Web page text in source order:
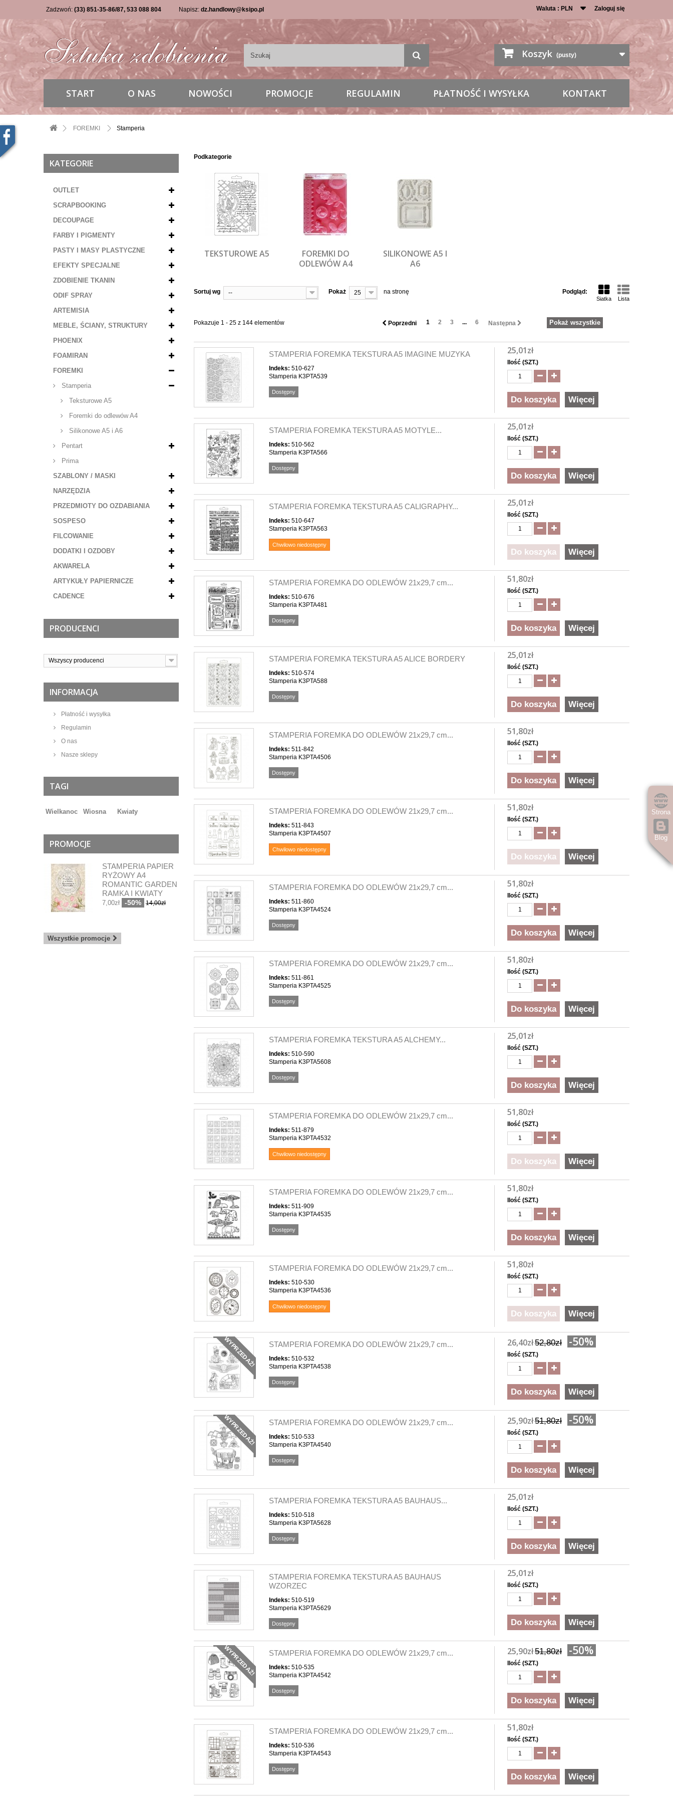
Zaloguj się
Waluta : PLN
Zadzwoń: (33) 851-35-86/87, 533 088 804 Napisz: dz.handlowy@ksipo.pl
Koszyk (pusty)
START O NAS NOWOŚCI PROMOCJE REGULAMIN PŁATNOŚĆ I WYSYŁKA KONTAKT
FOREMKI Stamperia
KATEGORIE
OUTLET
SCRAPBOOKING
DECOUPAGE
FARBY I PIGMENTY
PASTY I MASY PLASTYCZNE
EFEKTY SPECJALNE
ZDOBIENIE TKANIN
ODIF SPRAY
ARTEMISIA
MEBLE, ŚCIANY, STRUKTURY
PHOENIX
FOAMIRAN
FOREMKI
Stamperia
Teksturowe A5
Foremki do odlewów A4
Silikonowe A5 i A6
Pentart
Prima
SZABLONY / MASKI
NARZĘDZIA
PRZEDMIOTY DO OZDABIANIA
SOSPESO
FILCOWANIE
DODATKI I OZDOBY
AKWARELA
ARTYKUŁY PAPIERNICZE
CADENCE
PRODUCENCI
Wszyscy producenci
INFORMACJA
Płatność i wysyłka
Regulamin
O nas
Nasze sklepy
TAGI
Wielkanoc Wiosna Kwiaty
PROMOCJE
STAMPERIA PAPIER
RYŻOWY A4
ROMANTIC GARDEN
RAMKA I KWIATY
7,00zł -50% 14,00zł
Wszystkie promocje
Podkategorie
TEKSTUROWE A5
FOREMKI DO
ODLEWÓW A4
SILIKONOWE A5 I
A6
Podgląd:
Siatka Lista
Sortuj wg -- Pokaż 25 na stronę
Pokaż wszystkie
Poprzedni 1 2 3 ... 6 Następna
Pokazuje 1 - 25 z 144 elementów
STAMPERIA FOREMKA TEKSTURA A5 IMAGINE MUZYKA
Indeks: 510-627
Stamperia K3PTA539
Dostępny
25,01zł
Ilość (SZT.)
Do koszyka Więcej
STAMPERIA FOREMKA TEKSTURA A5 MOTYLE...
Indeks: 510-562
Stamperia K3PTA566
Dostępny
25,01zł
Ilość (SZT.)
Do koszyka Więcej
STAMPERIA FOREMKA TEKSTURA A5 CALIGRAPHY...
Indeks: 510-647
Stamperia K3PTA563
Chwilowo niedostępny
25,01zł
Ilość (SZT.)
Do koszyka Więcej
STAMPERIA FOREMKA DO ODLEWÓW 21x29,7 cm...
Indeks: 510-676
Stamperia K3PTA481
Dostępny
51,80zł
Ilość (SZT.)
Do koszyka Więcej
STAMPERIA FOREMKA TEKSTURA A5 ALICE BORDERY
Indeks: 510-574
Stamperia K3PTA588
Dostępny
25,01zł
Ilość (SZT.)
Do koszyka Więcej
STAMPERIA FOREMKA DO ODLEWÓW 21x29,7 cm...
Indeks: 511-842
Stamperia K3PTA4506
Dostępny
51,80zł
Ilość (SZT.)
Do koszyka Więcej
STAMPERIA FOREMKA DO ODLEWÓW 21x29,7 cm...
Indeks: 511-843
Stamperia K3PTA4507
Chwilowo niedostępny
51,80zł
Ilość (SZT.)
Do koszyka Więcej
STAMPERIA FOREMKA DO ODLEWÓW 21x29,7 cm...
Indeks: 511-860
Stamperia K3PTA4524
Dostępny
51,80zł
Ilość (SZT.)
Do koszyka Więcej
STAMPERIA FOREMKA DO ODLEWÓW 21x29,7 cm...
Indeks: 511-861
Stamperia K3PTA4525
Dostępny
51,80zł
Ilość (SZT.)
Do koszyka Więcej
STAMPERIA FOREMKA TEKSTURA A5 ALCHEMY...
Indeks: 510-590
Stamperia K3PTA5608
Dostępny
25,01zł
Ilość (SZT.)
Do koszyka Więcej
STAMPERIA FOREMKA DO ODLEWÓW 21x29,7 cm...
Indeks: 511-879
Stamperia K3PTA4532
Chwilowo niedostępny
51,80zł
Ilość (SZT.)
Do koszyka Więcej
STAMPERIA FOREMKA DO ODLEWÓW 21x29,7 cm...
Indeks: 511-909
Stamperia K3PTA4535
Dostępny
51,80zł
Ilość (SZT.)
Do koszyka Więcej
STAMPERIA FOREMKA DO ODLEWÓW 21x29,7 cm...
Indeks: 510-530
Stamperia K3PTA4536
Chwilowo niedostępny
51,80zł
Ilość (SZT.)
Do koszyka Więcej
WYPRZEDAŻ! STAMPERIA FOREMKA DO ODLEWÓW 21x29,7 cm...
Indeks: 510-532
Stamperia K3PTA4538
Dostępny
26,40zł52,80zł -50%
Ilość (SZT.)
Do koszyka Więcej
WYPRZEDAŻ! STAMPERIA FOREMKA DO ODLEWÓW 21x29,7 cm...
Indeks: 510-533
Stamperia K3PTA4540
Dostępny
25,90zł51,80zł -50%
Ilość (SZT.)
Do koszyka Więcej
STAMPERIA FOREMKA TEKSTURA A5 BAUHAUS...
Indeks: 510-518
Stamperia K3PTA5628
Dostępny
25,01zł
Ilość (SZT.)
Do koszyka Więcej
STAMPERIA FOREMKA TEKSTURA A5 BAUHAUS
WZORZEC
Indeks: 510-519
Stamperia K3PTA5629
Dostępny
25,01zł
Ilość (SZT.)
Do koszyka Więcej
WYPRZEDAŻ! STAMPERIA FOREMKA DO ODLEWÓW 21x29,7 cm...
Indeks: 510-535
Stamperia K3PTA4542
Dostępny
25,90zł51,80zł -50%
Ilość (SZT.)
Do koszyka Więcej
STAMPERIA FOREMKA DO ODLEWÓW 21x29,7 cm...
Indeks: 510-536
Stamperia K3PTA4543
Dostępny
51,80zł
Ilość (SZT.)
Do koszyka Więcej
Strona
Blog